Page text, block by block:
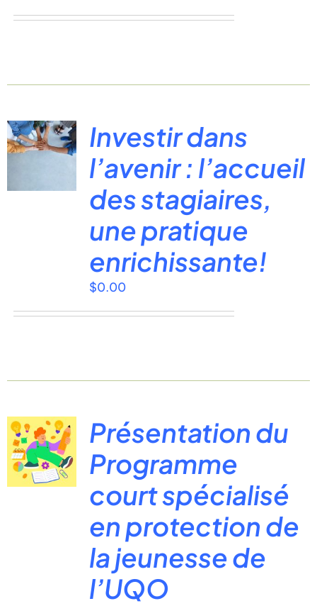
Investir dans
l’avenir : l’accueil
des stagiaires,
une pratique
enrichissante!
$0.00
Présentation du
Programme
court spécialisé
en protection de
la jeunesse de
l’UQO